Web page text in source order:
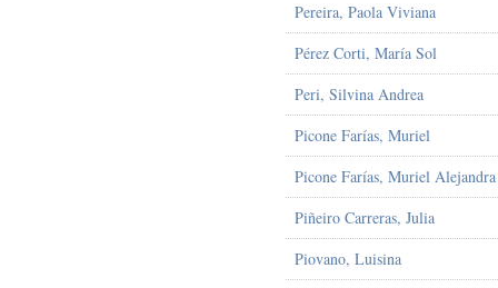
Pereira, Paola Viviana
Pérez Corti, María Sol
Peri, Silvina Andrea
Picone Farías, Muriel
Picone Farías, Muriel Alejandra
Piñeiro Carreras, Julia
Piovano, Luisina